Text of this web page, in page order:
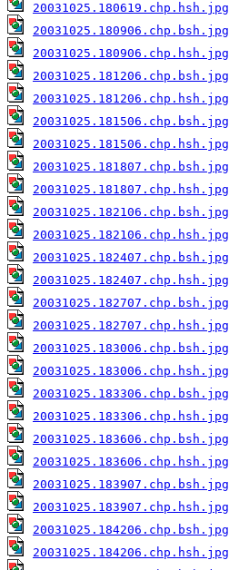
20031025.180619.chp.hsh.jpg
20031025.180906.chp.bsh.jpg
20031025.180906.chp.hsh.jpg
20031025.181206.chp.bsh.jpg
20031025.181206.chp.hsh.jpg
20031025.181506.chp.bsh.jpg
20031025.181506.chp.hsh.jpg
20031025.181807.chp.bsh.jpg
20031025.181807.chp.hsh.jpg
20031025.182106.chp.bsh.jpg
20031025.182106.chp.hsh.jpg
20031025.182407.chp.bsh.jpg
20031025.182407.chp.hsh.jpg
20031025.182707.chp.bsh.jpg
20031025.182707.chp.hsh.jpg
20031025.183006.chp.bsh.jpg
20031025.183006.chp.hsh.jpg
20031025.183306.chp.bsh.jpg
20031025.183306.chp.hsh.jpg
20031025.183606.chp.bsh.jpg
20031025.183606.chp.hsh.jpg
20031025.183907.chp.bsh.jpg
20031025.183907.chp.hsh.jpg
20031025.184206.chp.bsh.jpg
20031025.184206.chp.hsh.jpg